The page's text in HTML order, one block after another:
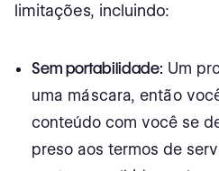
limitações, incluindo:
Sem portabilidade: Um
uma máscara, então
conteúdo com você se
preso aos termos de